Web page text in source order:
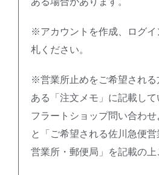
※アカウントを作成、ログイ
札ください。
※営業所止めをご希望される
ある「注文メモ」に記載し
フラートショップ問い合わせ
と「ご希望される佐川急便
営業所・郵便局」を記載の上